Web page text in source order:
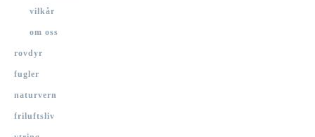
vilkår
om oss
rovdyr
fugler
naturvern
friluftsliv